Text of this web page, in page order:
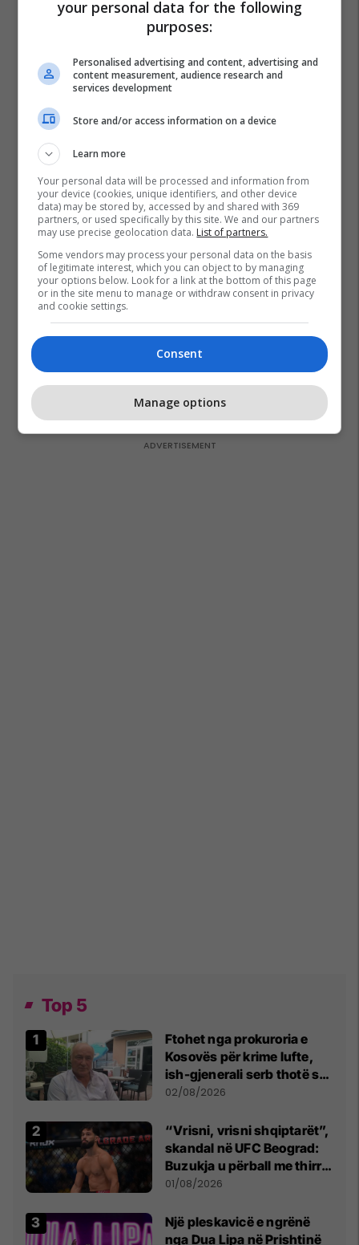
Promo Reklamo këtu
A po don me rrnu n’deti?
Kursimet mund t’ju sjellin një
banesë
Banka Ekonomike
biznesit tuaj online
Plan B
Po kërkoni mjek apo klinikë në
Kosovë? Njihuni me
GjejeMjekun.com
GjejeMjekun
Lokal 517m² me tarracë në shitje
te Rruga C – hapësirë e
favorshme për zhvillimin e
biznesit #15796
Top 5
Ftohet nga prokuroria e
Kosovës për krime lufte,
ish-gjenerali serb thotë se
dikush e tradhtoi në
02/08/2026
“Vrisni, vrisni shqiptarët”,
skandal në UFC Beograd:
Buzukja u përball me thirrje
anti-shqiptare nga
01/08/2026
Një pleskavicë e ngrënë
nga Dua Lipa në Prishtinë
your personal data for the following
purposes:
Personalised advertising and content, advertising and
content measurement, audience research and
services development
Store and/or access information on a device
Learn more
Your personal data will be processed and information from
your device (cookies, unique identifiers, and other device
data) may be stored by, accessed by and shared with 369
partners, or used specifically by this site. We and our partners
may use precise geolocation data. List of partners.
Some vendors may process your personal data on the basis
of legitimate interest, which you can object to by managing
your options below. Look for a link at the bottom of this page
or in the site menu to manage or withdraw consent in privacy
and cookie settings.
Consent
Manage options